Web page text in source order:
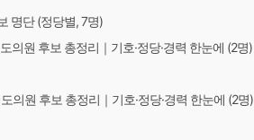
명단 (정당별, 7명)
원 후보 총정리｜기호·정당·경력 한눈에 (2명)
원 후보 총정리｜기호·정당·경력 한눈에 (2명)